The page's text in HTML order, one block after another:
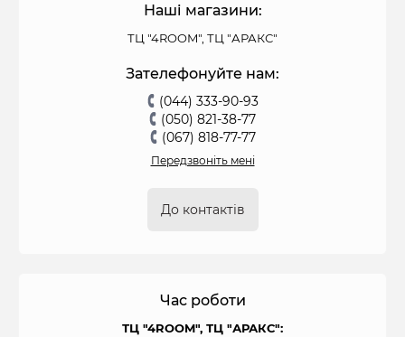
Наші магазини:
ТЦ "4ROOM", ТЦ "АРАКС"
Зателефонуйте нам:
(044) 333-90-93
(050) 821-38-77
(067) 818-77-77
Передзвоніть мені
До контактів
Час роботи
ТЦ "4ROOM", ТЦ "АРАКС":